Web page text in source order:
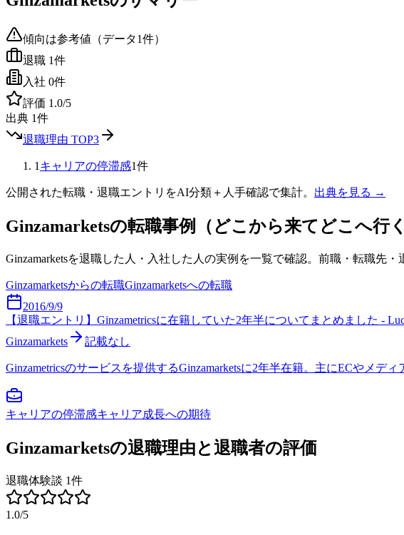
傾向は参考値（データ1件）
退職 1件
入社 0件
評価 1.0/5
出典 1件
退職理由 TOP3
1 キャリアの停滞感1件
公開された転職・退職エントリをAI分類＋人手確認で集計。 出典を見る →
Ginzamarketsの転職事例（どこから来てどこへ行く
Ginzamarketsを退職した人・入社した人の実例を一覧で確認。前職・転職先・
Ginzamarketsからの転職Ginzamarketsへの転職
2016/9/9
【退職エントリ】Ginzametricsに在籍していた2年半についてまとめました -
Ginzamarkets
記載なし
Ginzametricsのサービスを提供するGinzamarketsに2年半在籍。主にECやメ
キャリアの停滞感キャリア成長への期待
Ginzamarketsの退職理由と退職者の評価
退職体験談 1件
1.0/5